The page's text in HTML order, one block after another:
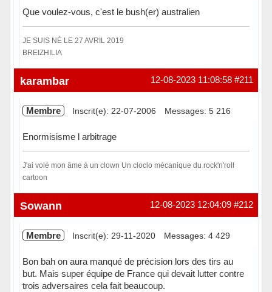
Que voulez-vous, c'est le bush(er) australien
JE SUIS NÉ LE 27 AVRIL 2019
BREIZHILIA
Hors ligne #211
12-08-2023 11:08:58
karambar
Membre Inscrit(e): 22-07-2006 Messages: 5 216
Enormisisme l arbitrage
J'ai volé mon âme à un clown Un cloclo mécanique du rock'n'roll
cartoon
En ligne #212
12-08-2023 12:04:09
Sowann
Membre Inscrit(e): 29-11-2020 Messages: 4 429
Bon bah on aura manqué de précision lors des tirs au
but. Mais super équipe de France qui devait lutter contre
trois adversaires cela fait beaucoup.